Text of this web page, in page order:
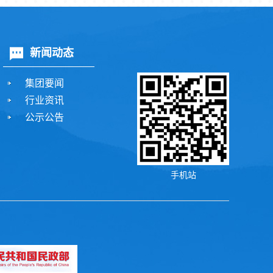
新闻动态
集团要闻
行业资讯
公示公告
手机站